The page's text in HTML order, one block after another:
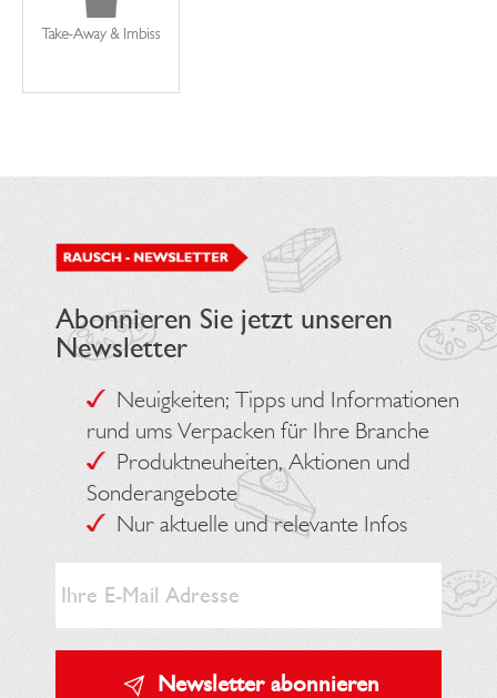
Abonnieren Sie jetzt unseren
Newsletter
Neuigkeiten; Tipps und Informationen
rund ums Verpacken für Ihre Branche
Produktneuheiten, Aktionen und
Sonderangebote
Nur aktuelle und relevante Infos
Newsletter abonnieren